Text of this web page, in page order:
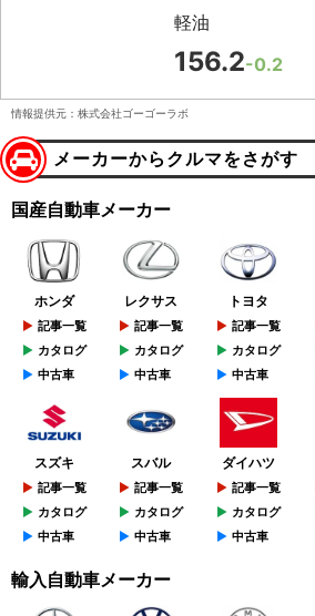
軽油
156.2-0.2
情報提供元：株式会社ゴーゴーラボ
メーカーからクルマをさがす
国産自動車メーカー
ホンダ
記事一覧
カタログ
中古車
レクサス
記事一覧
カタログ
中古車
トヨタ
記事一覧
カタログ
中古車
スズキ
記事一覧
カタログ
中古車
スバル
記事一覧
カタログ
中古車
ダイハツ
記事一覧
カタログ
中古車
輸入自動車メーカー